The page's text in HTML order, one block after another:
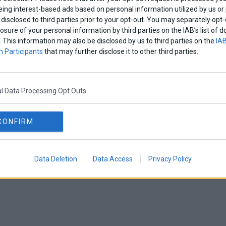
interest-based ads based on personal information utilized by us or
to third parties prior to your opt-out. You may separately
of your personal information by third parties on the IAB’s list of
This information may also be disclosed by us to third parties on the
Participants that may further disclose it to other third parties.
Data Processing Opt Outs
Data Deletion Data Access Privacy Policy
της παλιάς πόλης της Ράκα από το ΙΚ
και Σύροι αντάρτες
παλιάς πόλης της Ράκα από το Ισλαμικό Κράτος
Επικαιρότητα · Κόσμος
στον Πειραιά μεταξύ Σύρων-Αφγανών τη